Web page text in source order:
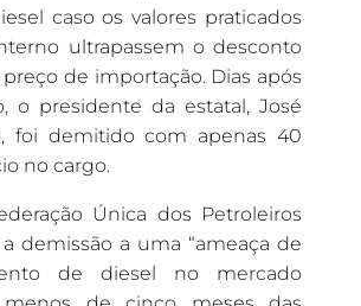
caso os valores praticados
ultrapassem o desconto
de importação. Dias após
o presidente da estatal, José
foi demitido com apenas 40
no cargo.
Única dos Petroleiros
demissão a uma “ameaça de
de diesel no mercado